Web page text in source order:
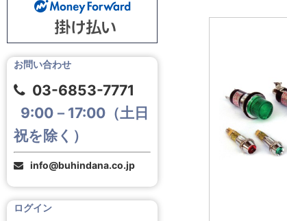
お問い合わせ
03-6853-7771
9:00－17:00（土日
祝を除く）
info@buhindana.co.jp
ログイン